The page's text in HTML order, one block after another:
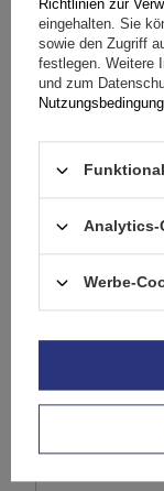
Das Produkt
Lieferung
Stelle eine Frage
Bewertungen
Ihre
Inhalt Ihrer
Richtlinien zur
eingehalten. Sie
sowie den Zugriff
festlegen. Weitere
und zum
Analytics-
Werbe-